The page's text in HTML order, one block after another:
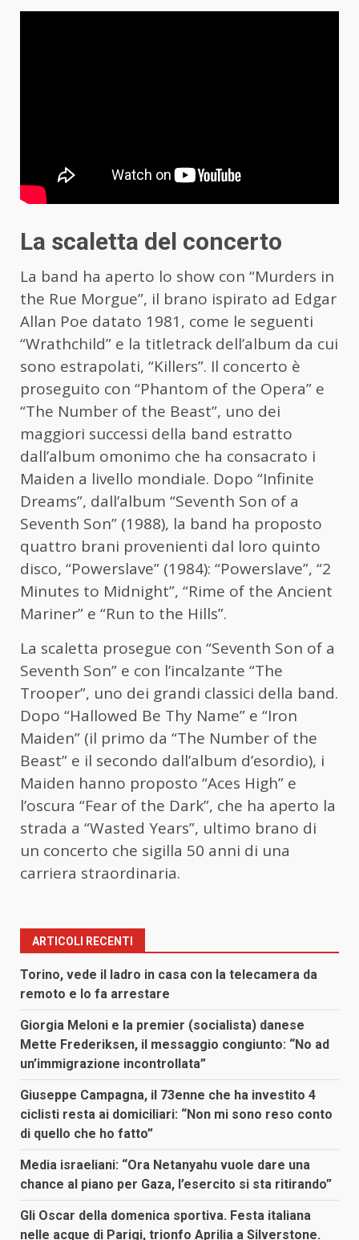
La scaletta del concerto
La band ha aperto lo show con “Murders in
the Rue Morgue”, il brano ispirato ad Edgar
Allan Poe datato 1981, come le seguenti
“Wrathchild” e la titletrack dell’album da cui
sono estrapolati, “Killers”. Il concerto è
proseguito con “Phantom of the Opera” e
“The Number of the Beast”, uno dei
maggiori successi della band estratto
dall’album omonimo che ha consacrato i
Maiden a livello mondiale. Dopo “Infinite
Dreams”, dall’album “Seventh Son of a
Seventh Son” (1988), la band ha proposto
quattro brani provenienti dal loro quinto
disco, “Powerslave” (1984): “Powerslave”, “2
Minutes to Midnight”, “Rime of the Ancient
Mariner” e “Run to the Hills”.
La scaletta prosegue con “Seventh Son of a
Seventh Son” e con l’incalzante “The
Trooper”, uno dei grandi classici della band.
Dopo “Hallowed Be Thy Name” e “Iron
Maiden” (il primo da “The Number of the
Beast” e il secondo dall’album d’esordio), i
Maiden hanno proposto “Aces High” e
l’oscura “Fear of the Dark”, che ha aperto la
strada a “Wasted Years”, ultimo brano di
un concerto che sigilla 50 anni di una
carriera straordinaria.
ARTICOLI RECENTI
Torino, vede il ladro in casa con la telecamera da
remoto e lo fa arrestare
Giorgia Meloni e la premier (socialista) danese
Mette Frederiksen, il messaggio congiunto: “No ad
un’immigrazione incontrollata”
Giuseppe Campagna, il 73enne che ha investito 4
ciclisti resta ai domiciliari: “Non mi sono reso conto
di quello che ho fatto”
Media israeliani: “Ora Netanyahu vuole dare una
chance al piano per Gaza, l’esercito si sta ritirando”
Gli Oscar della domenica sportiva. Festa italiana
nelle acque di Parigi, trionfo Aprilia a Silverstone.